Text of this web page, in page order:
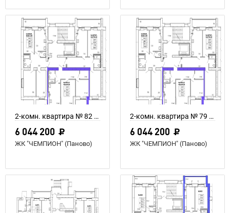
2-комн. квартира № 82 пл. 64,3 м²
6 044 200
ЖК "ЧЕМПИОН" (Паново)
2-комн. квартира № 79 пл. 64,3 м²
6 044 200
ЖК "ЧЕМПИОН" (Паново)